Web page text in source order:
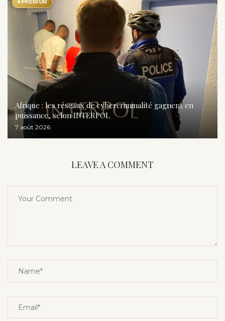
★ PREMIUM
Afrique : les réseaux de cybercriminalité gagnent en
puissance, selon INTERPOL
7 août 2026
LEAVE A COMMENT